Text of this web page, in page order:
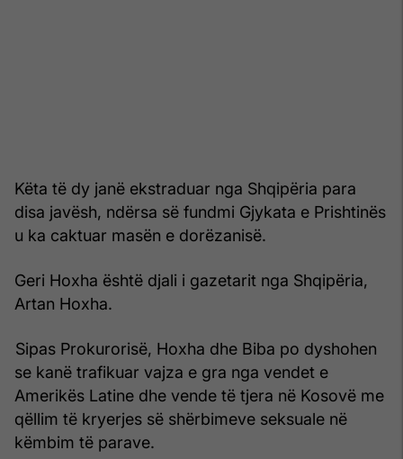
Këta të dy janë ekstraduar nga Shqipëria para
disa javësh, ndërsa së fundmi Gjykata e Prishtinës
u ka caktuar masën e dorëzanisë.
Geri Hoxha është djali i gazetarit nga Shqipëria,
Artan Hoxha.
Sipas Prokurorisë, Hoxha dhe Biba po dyshohen
se kanë trafikuar vajza e gra nga vendet e
Amerikës Latine dhe vende të tjera në Kosovë me
qëllim të kryerjes së shërbimeve seksuale në
këmbim të parave.